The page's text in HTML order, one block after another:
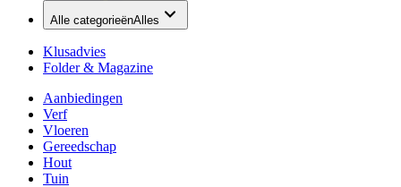
Alle categorieënAlles
Klusadvies
Folder & Magazine
Aanbiedingen
Verf
Vloeren
Gereedschap
Hout
Tuin